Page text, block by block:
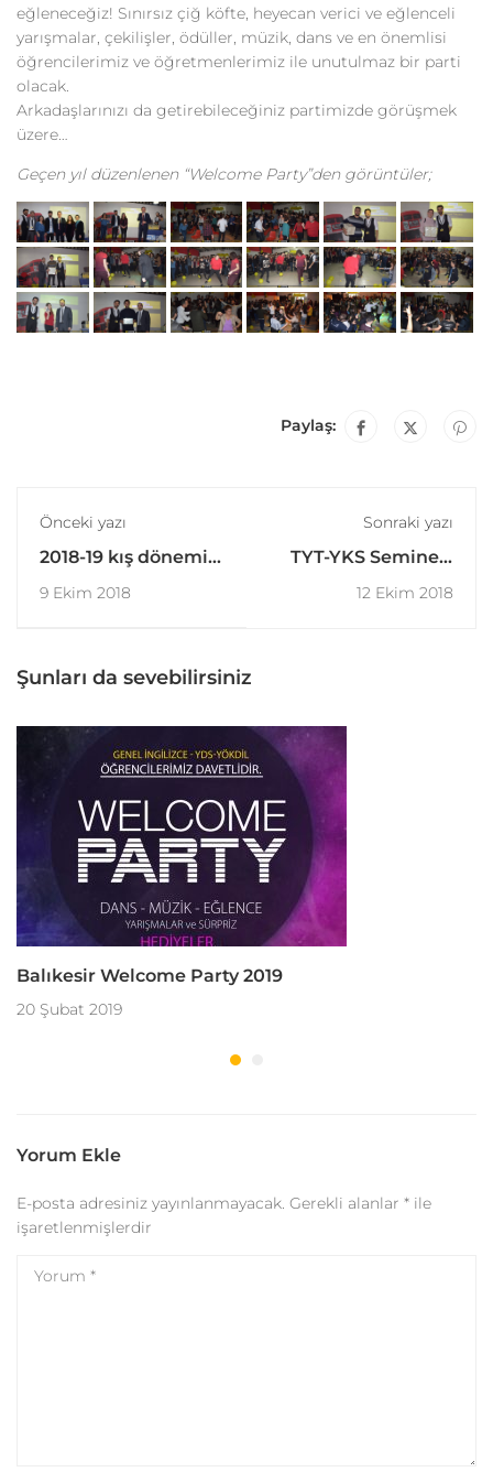
eğleneceğiz! Sınırsız çiğ köfte, heyecan verici ve eğlenceli
yarışmalar, çekilişler, ödüller, müzik, dans ve en önemlisi
öğrencilerimiz ve öğretmenlerimiz ile unutulmaz bir parti
olacak.
Arkadaşlarınızı da getirebileceğiniz partimizde görüşmek
üzere…
Geçen yıl düzenlenen “Welcome Party”den görüntüler;
Paylaş:
Önceki yazı
2018-19 kış dönemi
Workshop ve
9 Ekim 2018
Sonraki yazı
TYT-YKS Semineri
ve Pizza Partimize
12 Ekim 2018
Şunları da sevebilirsiniz
Balıkesir Welcome Party 2019
20 Şubat 2019
Yorum Ekle
E-posta adresiniz yayınlanmayacak. Gerekli alanlar * ile
işaretlenmişlerdir